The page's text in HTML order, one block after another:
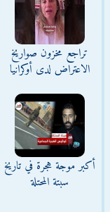
تراجع مخزون صواريخ
الاعتراض لدى أوكرانيا
أكبر موجة هجرة في تاريخ
سبتة المحتلة